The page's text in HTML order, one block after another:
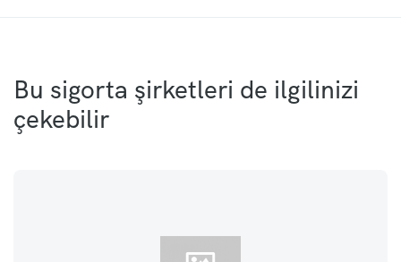
Bu sigorta şirketleri de ilgilinizi
çekebilir